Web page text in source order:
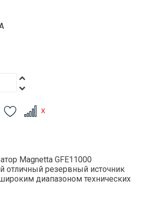
Magnetta GFE11000
отличный резервный источник
диапазоном технических